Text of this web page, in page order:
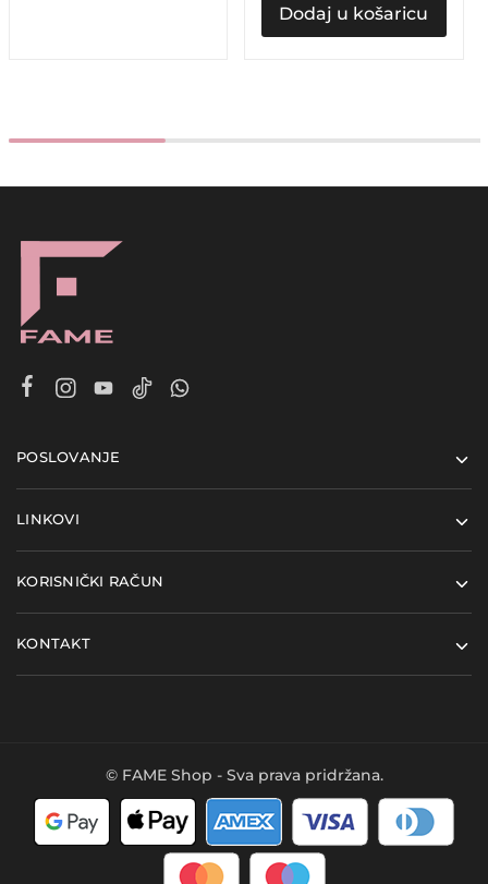
Dodaj u košaricu
POSLOVANJE
LINKOVI
KORISNIČKI RAČUN
KONTAKT
© FAME Shop - Sva prava pridržana.
Kupi ovaj proizvod i